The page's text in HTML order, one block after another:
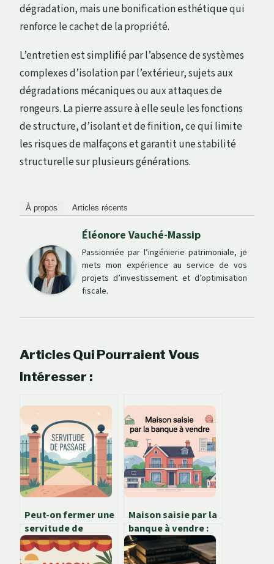
dégradation, mais une bonification esthétique qui
renforce le cachet de la propriété.
L’entretien est simplifié par l’absence de systèmes
complexes d’isolation par l’extérieur, sujets aux
dégradations mécaniques ou aux attaques de
rongeurs. La pierre assure à elle seule les fonctions
de structure, d’isolant et de finition, ce qui limite
les risques de malfaçons et garantit une stabilité
structurelle sur plusieurs générations.
À propos Articles récents
Éléonore Vauché-Massip
Passionnée par l’ingénierie patrimoniale, je
mets mon expérience au service de vos
projets d’investissement et d’optimisation
fiscale.
Articles Qui Pourraient Vous
Intéresser :
Peut-on fermer une
servitude de
passage : règles,
limites et solutions
Maison saisie par la
banque à vendre :
comment en
profiter sans risque